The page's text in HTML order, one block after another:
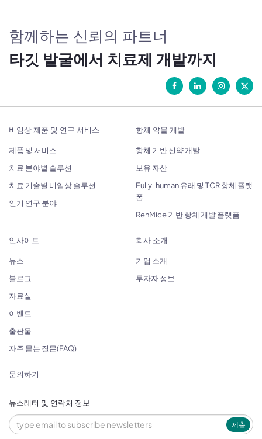
함께하는 신뢰의 파트너
타깃 발굴에서 치료제 개발까지
비임상 제품 및 연구 서비스
제품 및 서비스
치료 분야별 솔루션
치료 기술별 비임상 솔루션
인기 연구 분야
항체 약물 개발
항체 기반 신약 개발
보유 자산
Fully-human 유래 및 TCR 항체 플랫
폼
RenMice 기반 항체 개발 플랫폼
인사이트
뉴스
블로그
자료실
이벤트
출판물
자주 묻는 질문(FAQ)
회사 소개
기업 소개
투자자 정보
문의하기
뉴스레터 및 연락처 정보
제출